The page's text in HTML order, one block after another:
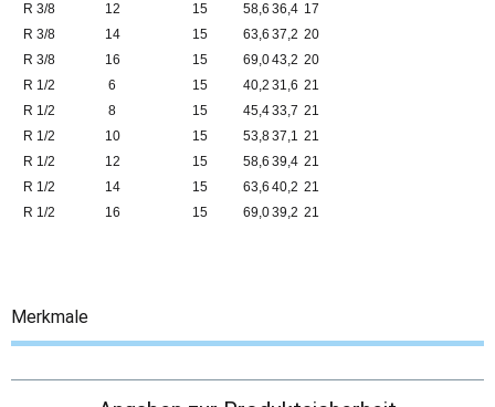
R 3/8
12 15 58,6 36,4 17
R 3/8
14 15 63,6 37,2 20
R 3/8
16 15 69,043,2 20
R 1/2
6 15 40,2 31,6 21
R 1/2
8 15 45,433,7 21
R 1/2
10 15 53,837,1 21
R 1/2
12 15 58,6 39,4 21
R 1/2
14 15 63,6 40,2 21
R 1/2
16 15 69,039,2 21
Merkmale